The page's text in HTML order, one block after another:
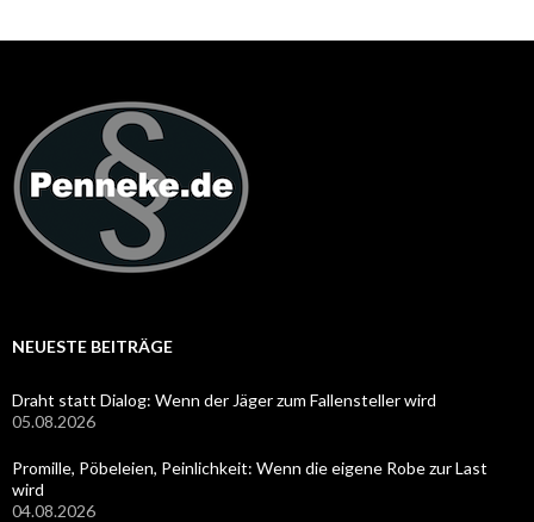
NEUESTE BEITRÄGE
Draht statt Dialog: Wenn der Jäger zum Fallensteller wird
05.08.2026
Promille, Pöbeleien, Peinlichkeit: Wenn die eigene Robe zur Last
wird
04.08.2026